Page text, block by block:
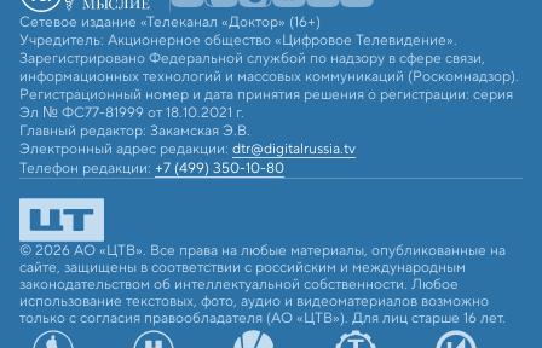
Сетевое издание «Телеканал «Доктор» (16+)
Учредитель: Акционерное общество «Цифровое Телевидение».
Зарегистрировано Федеральной службой по надзору в сфере связи,
информационных технологий и массовых коммуникаций (Роскомнадзор).
Регистрационный номер и дата принятия решения о регистрации: серия
Эл № ФС77-81999 от 18.10.2021 г.
Главный редактор: Закамская Э.В.
Электронный адрес редакции: dtr@digitalrussia.tv
Телефон редакции: +7 (499) 350-10-80
© 2026 АО «ЦТВ». Все права на любые материалы, опубликованные на
сайте, защищены в соответствии с российским и международным
законодательством об интеллектуальной собственности. Любое
использование текстовых, фото, аудио и видеоматериалов возможно
только с согласия правообладателя (АО «ЦТВ»). Для лиц старше 16 лет.